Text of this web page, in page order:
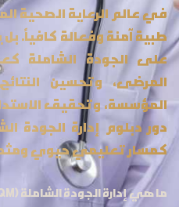
في عالم الرعاية الصحية
طبية آمنة وفعالة كافياً.
على الجودة الشاملة
المرضى، وتحسين
المؤسسة، وتحقيق
دور دبلوم إدارة الجودة
كمسار تعليمي حيوي
ما هي إدارة الجودة الشاملة (TQM) في الرعاية الصحية؟